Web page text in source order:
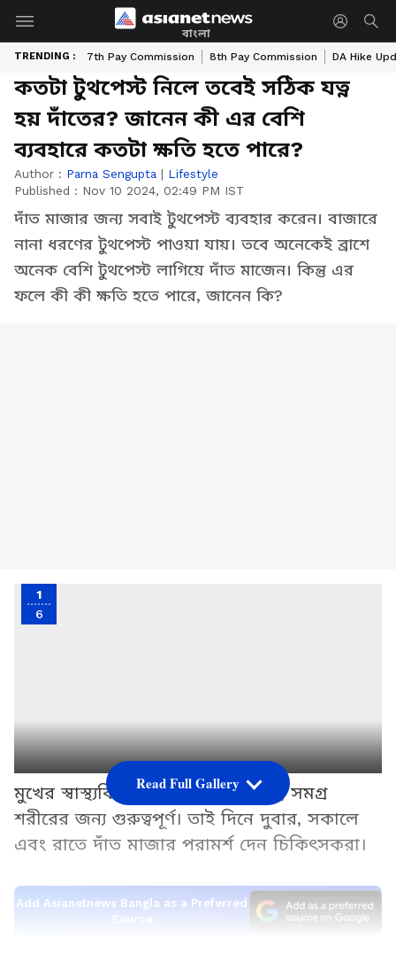
বাংলা
TRENDING : 7th Pay Commission 8th Pay Commission DA Hike
কতটা টুথপেস্ট নিলে তবেই সঠিক যত্ন
হয় দাঁতের? জানেন কী এর বেশি
ব্যবহারে কতটা ক্ষতি হতে পারে?
Author : Parna Sengupta | Lifestyle
Published : Nov 10 2024, 02:49 PM IST
দাঁত মাজার জন্য সবাই টুথপেস্ট ব্যবহার করেন। বাজারে
নানা ধরণের টুথপেস্ট পাওয়া যায়। তবে অনেকেই ব্রাশে
অনেক বেশি টুথপেস্ট লাগিয়ে দাঁত মাজেন। কিন্তু এর
ফলে কী কী ক্ষতি হতে পারে, জানেন কি?
1
6
মুখের স্বাস্থ্যবিধি শুধু মুখের জন্যই নয়, সমগ্র
শরীরের জন্য গুরুত্বপূর্ণ। তাই দিনে দুবার, সকালে
এবং রাতে দাঁত মাজার পরামর্শ দেন চিকিৎসকরা।
Add Asianetnews Bangla as a Preferred
Source
Read Full Gallery